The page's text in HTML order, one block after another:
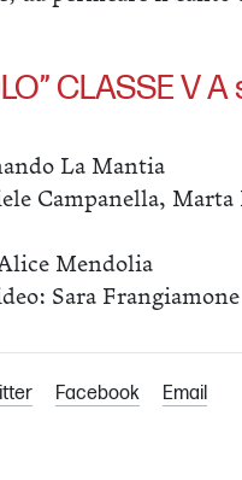
CLASSE V A
La Mantia
Campanella,
Mendolia
Sara Frangiamone
Facebook Email